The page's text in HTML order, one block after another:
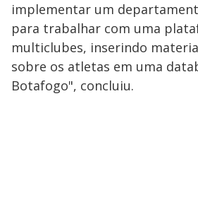
implementar um
para trabalhar com uma
multiclubes, inserindo
sobre os atletas em uma
Botafogo", concluiu.